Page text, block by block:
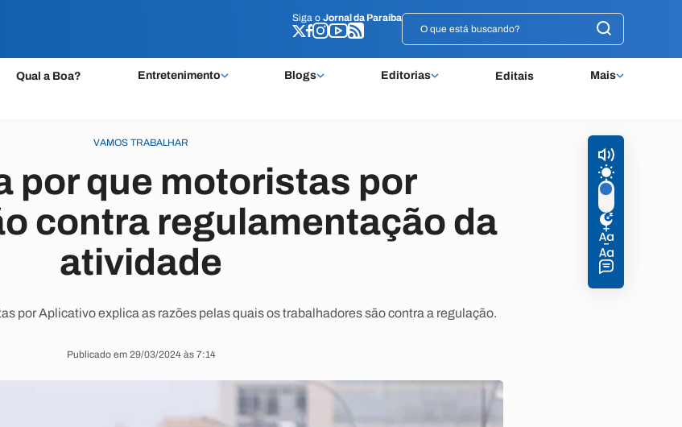
Siga o Jornal da Paraíba
Qual a Boa? Entretenimento Blogs Editorias Editais Mais
Siga o Jornal da Paraíba
VAMOS TRABALHAR
por que motoristas por
contra regulamentação da
atividade
por Aplicativo explica as razões pelas quais os trabalhadores são contra a regulação.
Publicado em 29/03/2024 às 7:14